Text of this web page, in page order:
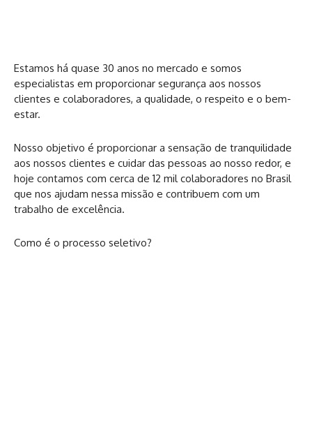
Estamos há quase 30 anos no mercado e somos
especialistas em proporcionar segurança aos nossos
clientes e colaboradores, a qualidade, o respeito e o bem-
estar.
Nosso objetivo é proporcionar a sensação de tranquilidade
aos nossos clientes e cuidar das pessoas ao nosso redor, e
hoje contamos com cerca de 12 mil colaboradores no Brasil
que nos ajudam nessa missão e contribuem com um
trabalho de excelência.
Como é o processo seletivo?